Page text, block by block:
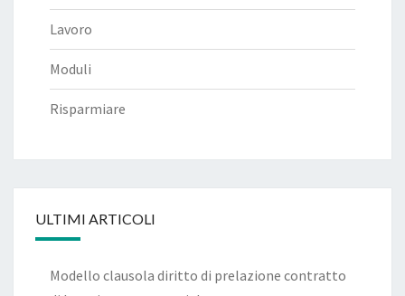
Lavoro
Moduli
Risparmiare
ULTIMI ARTICOLI
Modello clausola diritto di prelazione contratto